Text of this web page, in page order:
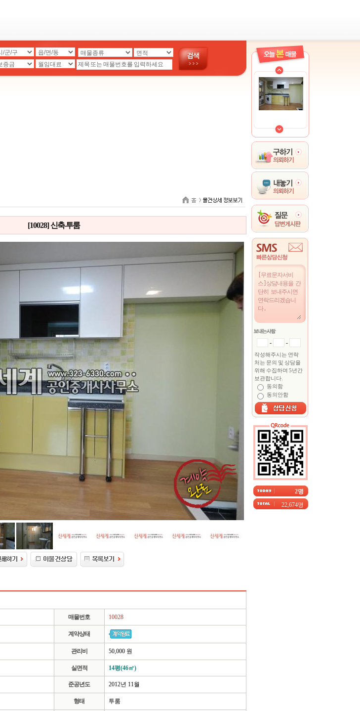
[10028]신축-투룸
매물번호 10028
계약상태
관리비 50,000 원
실면적 14평(46㎡)
준공년도 2012년 11월
형태 투룸
- -
작성해주시는 연락
처는 문의 및 상담을
위해 수집하며 5년간
보관합니다.
동의함
동의안함
2명
22,674명